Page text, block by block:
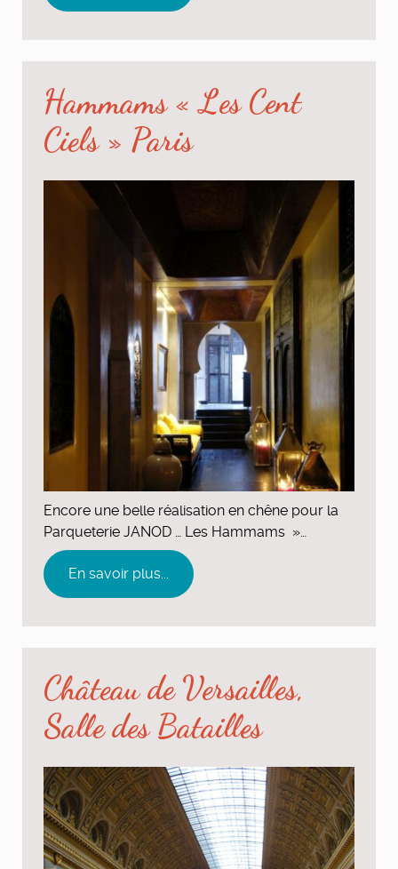
Hammams « Les Cent
Ciels » Paris
Encore une belle réalisation en chêne pour la
Parqueterie JANOD … Les Hammams »…
En savoir plus...
Château de Versailles,
Salle des Batailles